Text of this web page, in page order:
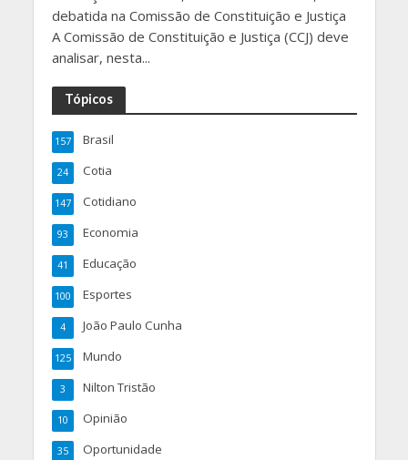
debatida na Comissão de Constituição e Justiça
A Comissão de Constituição e Justiça (CCJ) deve
analisar, nesta...
Tópicos
Brasil
157
Cotia
24
Cotidiano
147
Economia
93
Educação
41
Esportes
100
João Paulo Cunha
4
Mundo
125
Nilton Tristão
3
Opinião
10
Oportunidade
35